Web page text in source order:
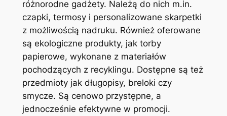
różnorodne gadżety. Należą do nich m.in.
czapki, termosy i personalizowane skarpetki
z możliwością nadruku. Również oferowane
są ekologiczne produkty, jak torby
papierowe, wykonane z materiałów
pochodzących z recyklingu. Dostępne są też
przedmioty jak długopisy, breloki czy
smycze. Są cenowo przystępne, a
jednocześnie efektywne w promocji.